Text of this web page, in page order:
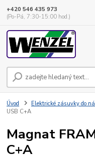
+420 546 435 973
(Po-Pá, 7:30-15:00 hod.)
Úvod Elektrické zásuvky do
USB C+A
Magnat
C+A